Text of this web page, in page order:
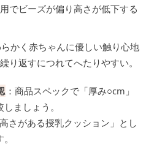
でビーズが偏り高さが低下する
らかく赤ちゃんに優しい触り心地
り返すにつれてへたりやすい。
：商品スペックで「厚み○cm」
ましょう。
さがある授乳クッション」とし